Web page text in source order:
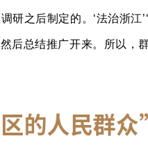
研之后制定的。‘法治浙
后总结推广开来。所以，